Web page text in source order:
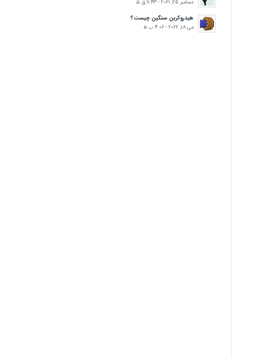
دسامبر 25, 2021 - 11:43 ق.ظ
هیدروکربن سنگین چیست؟
می 18, 2022 - 4:06 ب.ظ